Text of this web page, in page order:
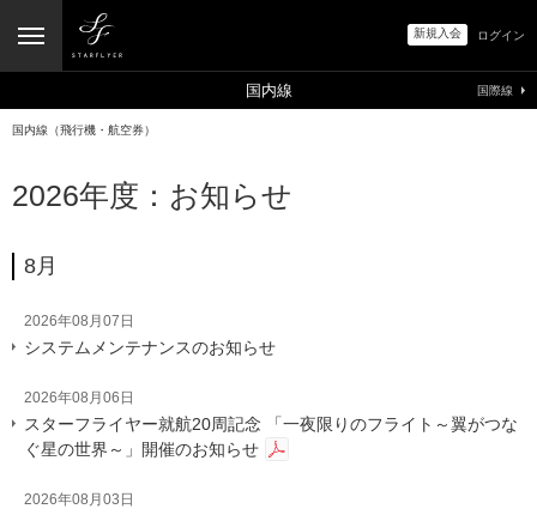
新規入会 ログイン
国内線（飛行機・航空券）
2026年度：お知らせ
8月
2026年08月07日
システムメンテナンスのお知らせ
2026年08月06日
スターフライヤー就航20周記念 「一夜限りのフライト～翼がつな
ぐ星の世界～」開催のお知らせ
2026年08月03日
国内線 国際線